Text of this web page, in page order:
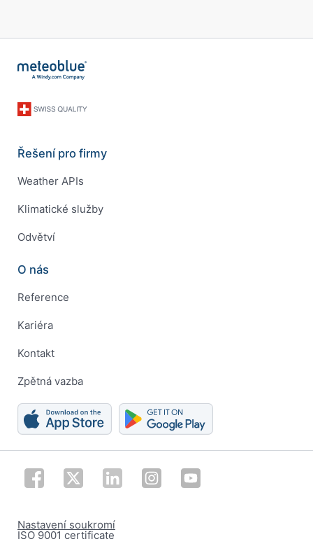
Řešení pro firmy
Weather APIs
Klimatické služby
Odvětví
O nás
Reference
Kariéra
Kontakt
Zpětná vazba
ISO 9001 certificate
Nastavení soukromí